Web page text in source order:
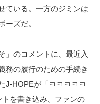
ている。一方のジミンは
ーズだ。
」のコメントに、最近入
務の履行のための手続き
J-HOPEが「ㅋㅋㅋㅋㅋ
トを書き込み、ファンの